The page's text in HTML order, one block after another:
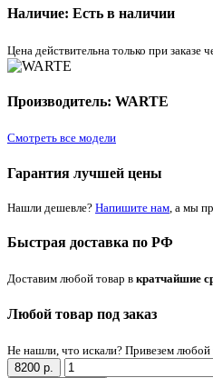
Наличие: Есть в наличии
Цена действительна только при заказе
Производитель: WARTE
Смотреть все модели
Гарантия лучшей цены
Нашли дешевле? Напишите нам , а мы
Быстрая доставка по РФ
Доставим любой товар в кратчайшие
Любой товар под заказ
Не нашли, что искали? Привезем любой
8200 р.